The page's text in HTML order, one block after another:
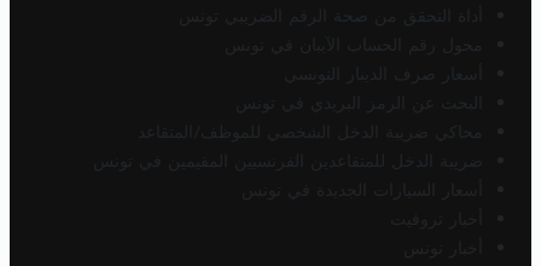
أداة التحقق من صحة الرقم الضريبي تونس
محول رقم الحساب الآيبان في تونس
أسعار صرف الدينار التونسي
البحث عن الرمز البريدي في تونس
محاكي ضريبة الدخل الشخصي للموظف/المتقاعد
ضريبة الدخل للمتقاعدين الفرنسيين المقيمين في تونس
أسعار السيارات الجديدة في تونس
أخبار تروفيت
أخبار تونس